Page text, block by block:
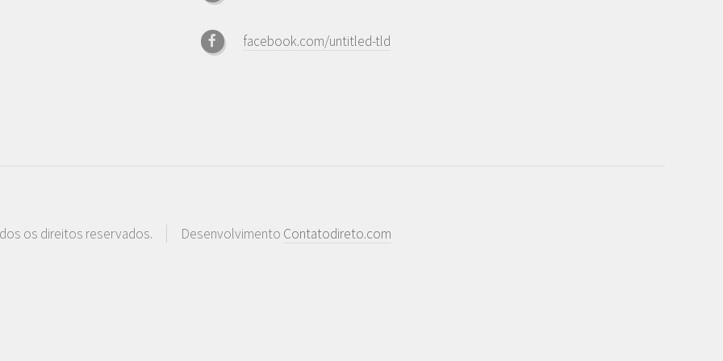
facebook.com/untitled-tld
os direitos reservados. Desenvolvimento Contatodireto.com